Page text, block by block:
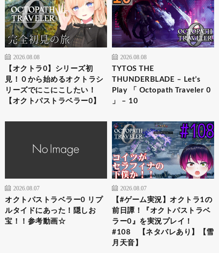
2026.08.08
【オクトラ0】シリーズ初
見！０から始めるオクトラシ
リーズでにこにこしたい！
【オクトパストラベラー0】
2026.08.08
TYTOS THE
THUNDERBLADE – Let’s
Play 「 Octopath Traveler 0
」 – 10
2026.08.07
オクトパストラベラー0 リプ
ルタイドにあった！隠しお
宝！！参考動画☆
2026.08.07
【#ゲーム実況】オクトラ1の
前日譚！『オクトパストラベ
ラー0』を実況プレイ！
#108 【ネタバレあり】【雪
月天音】